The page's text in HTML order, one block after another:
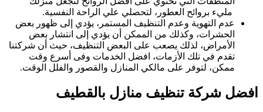
مليء بروائح العطور، لتحصلي علي الراحة النفسية.
عدم التهوية وعدم التنظيف المستمر، يؤدي إلى ظهور بعض
الحشرات، وكذلك من الممكن أن يؤدي إلى انتشار بعض
الأمراض، لذلك يصعب على البعض التنظيف، حيث أن شركتنا
تقدم في تلك الأزمات، افضل الخدمات وفى أسرع وقت
ممكن، لتوفر على مالكي المنازل والقصور والفلل الوقت.
افضل شركة تنظيف منازل بالقطيف